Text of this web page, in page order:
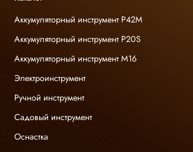
Аккумуляторный инструмент P42M
Аккумуляторный инструмент P20S
Аккумуляторный инструмент M16
Электроинструмент
Ручной инструмент
Садовый инструмент
Оснастка